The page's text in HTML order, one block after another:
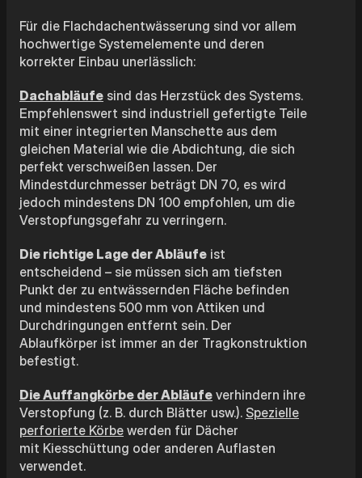
Für die Flachdachentwässerung sind vor allem
hochwertige Systemelemente und deren
korrekter Einbau unerlässlich:
Dachabläufe sind das Herzstück des Systems.
Empfehlenswert sind industriell gefertigte Teile
mit einer integrierten Manschette aus dem
gleichen Material wie die Abdichtung, die sich
perfekt verschweißen lassen. Der
Mindestdurchmesser beträgt DN 70, es wird
jedoch mindestens DN 100 empfohlen, um die
Verstopfungsgefahr zu verringern.
Die richtige Lage der Abläufe ist
entscheidend – sie müssen sich am tiefsten
Punkt der zu entwässernden Fläche befinden
und mindestens 500 mm von Attiken und
Durchdringungen entfernt sein. Der
Ablaufkörper ist immer an der Tragkonstruktion
befestigt.
Die Auffangkörbe der Abläufe verhindern ihre
Verstopfung (z. B. durch Blätter usw.). Spezielle
perforierte Körbe werden für Dächer
mit Kiesschüttung oder anderen Auflasten
verwendet.